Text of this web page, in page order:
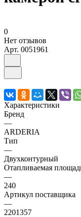
0
Нет отзывов
Арт. 0051961
Характеристики
Бренд
—
ARDERIA
Тип
—
Двухконтурный
Отапливаемая
—
240
Артикул поставщика
—
2201357